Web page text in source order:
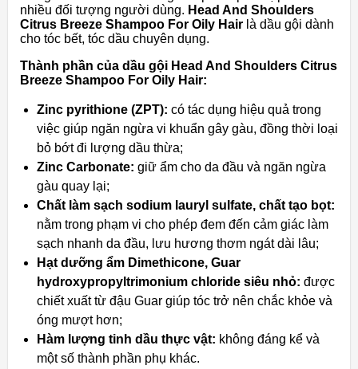
nhiều đối tượng người dùng. Head And Shoulders
Citrus Breeze Shampoo For Oily Hair là dầu gội dành
cho tóc bết, tóc dầu chuyên dụng.
Thành phần của dầu gội Head And Shoulders Citrus
Breeze Shampoo For Oily Hair:
Zinc pyrithione (ZPT): có tác dụng hiệu quả trong
việc giúp ngăn ngừa vi khuẩn gây gàu, đồng thời loại
bỏ bớt đi lượng dầu thừa;
Zinc Carbonate: giữ ẩm cho da đầu và ngăn ngừa
gàu quay lại;
Chất làm sạch sodium lauryl sulfate, chất tạo bọt:
nằm trong phạm vi cho phép đem đến cảm giác làm
sạch nhanh da đầu, lưu hương thơm ngát dài lâu;
Hạt dưỡng ẩm Dimethicone, Guar
hydroxypropyltrimonium chloride siêu nhỏ: được
chiết xuất từ đậu Guar giúp tóc trở nên chắc khỏe và
óng mượt hơn;
Hàm lượng tinh dầu thực vật: không đáng kể và
một số thành phần phụ khác.